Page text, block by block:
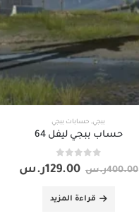
ببجي, حسابات ببجي
حساب ببجي ليفل 64
400.00ر.س 129.00ر.س
قراءة المزيد